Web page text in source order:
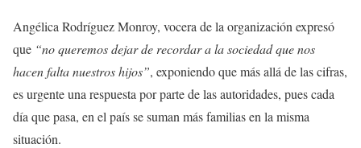
Angélica Rodríguez Monroy, vocera de la organización expresó
que “no queremos dejar de recordar a la sociedad que nos
hacen falta nuestros hijos”, exponiendo que más allá de las cifras,
es urgente una respuesta por parte de las autoridades, pues cada
día que pasa, en el país se suman más familias en la misma
situación.